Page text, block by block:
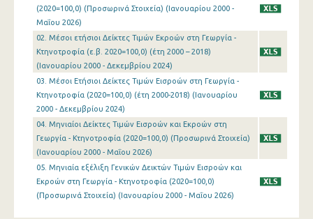
Οκτωβρίου 2023
Σεπτεμβρίου 2023
Αυγούστου 2023
Ιουλίου 2023
Ιουνίου 2023
Μαΐου 2023
Απριλίου 2023
Μαρτίου 2023
(2020=100,0) (Προσωρινά Στοιχεία) (Ιανουαρίου 2000 -
Μαΐου 2026)
02. Μέσοι ετήσιοι Δείκτες Τιμών Εκροών στη Γεωργία -
Κτηνοτροφία (ε.β. 2020=100,0) (έτη 2000 – 2018)
(Ιανουαρίου 2000 - Δεκεμβρίου 2024)
03. Μέσοι Ετήσιοι Δείκτες Τιμών Εισροών στη Γεωργία -
Κτηνοτροφία (2020=100,0) (έτη 2000-2018) (Ιανουαρίου
2000 - Δεκεμβρίου 2024)
04. Μηνιαίοι Δείκτες Τιμών Εισροών και Εκροών στη
Γεωργία - Κτηνοτροφία (2020=100,0) (Προσωρινά Στοιχεία)
(Ιανουαρίου 2000 - Μαΐου 2026)
05. Μηνιαία εξέλιξη Γενικών Δεικτών Τιμών Εισροών και
Εκροών στη Γεωργία - Κτηνοτροφία (2020=100,0)
(Προσωρινά Στοιχεία) (Ιανουαρίου 2000 - Μαΐου 2026)